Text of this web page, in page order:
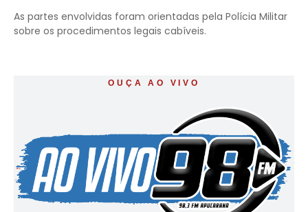
As partes envolvidas foram orientadas pela Polícia Militar
sobre os procedimentos legais cabíveis.
OUÇA AO VIVO